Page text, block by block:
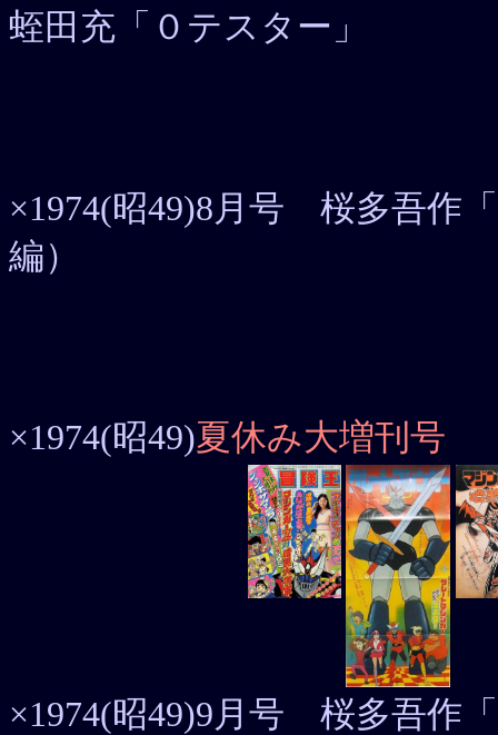
蛭田充「０テスター」
×1974(昭49)8月号 桜多吾作
編）
×1974(昭49)夏休み大増刊号
×1974(昭49)9月号 桜多吾作